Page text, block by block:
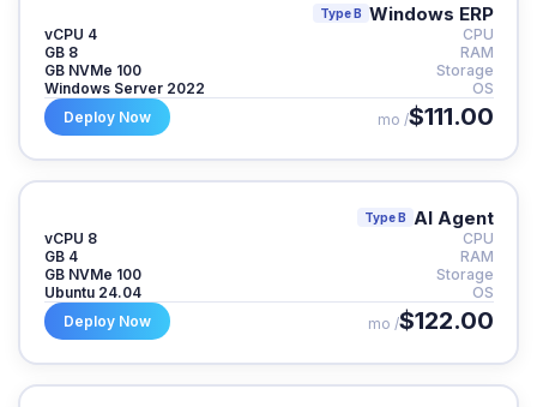
Windows ERP
Type B
CPU
4 vCPU
RAM
8 GB
Storage
100 GB NVMe
OS
Windows Server 2022
$111.00
/ mo
Deploy Now
AI Agent
Type B
CPU
8 vCPU
RAM
4 GB
Storage
100 GB NVMe
OS
Ubuntu 24.04
$122.00
/ mo
Deploy Now